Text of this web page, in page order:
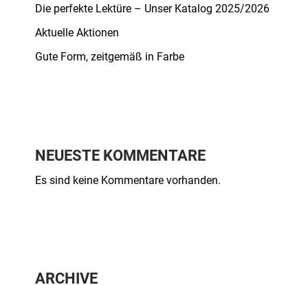
Die perfekte Lektüre – Unser Katalog 2025/2026
Aktuelle Aktionen
Gute Form, zeitgemäß in Farbe
NEUESTE KOMMENTARE
Es sind keine Kommentare vorhanden.
ARCHIVE